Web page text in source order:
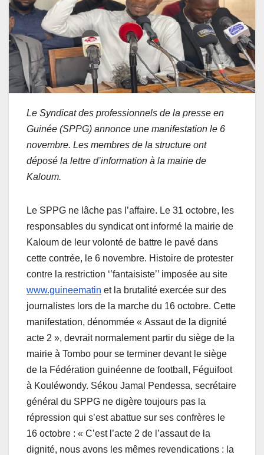
Le Syndicat des professionnels de la presse en
Guinée (SPPG) annonce une manifestation le 6
novembre. Les membres de la structure ont
déposé la lettre d’information à la mairie de
Kaloum.
Le SPPG ne lâche pas l’affaire. Le 31 octobre, les
responsables du syndicat ont informé la mairie de
Kaloum de leur volonté de battre le pavé dans
cette contrée, le 6 novembre. Histoire de protester
contre la restriction ‘’fantaisiste’’ imposée au site
www.guineematin et la brutalité exercée sur des
journalistes lors de la marche du 16 octobre. Cette
manifestation, dénommée « Assaut de la dignité
acte 2 », devrait normalement partir du siège de la
mairie à Tombo pour se terminer devant le siège
de la Fédération guinéenne de football, Féguifoot
à Kouléwondy. Sékou Jamal Pendessa, secrétaire
général du SPPG ne digère toujours pas la
répression qui s’est abattue sur ses confrères le
16 octobre : « C’est l’acte 2 de l’assaut de la
dignité, nous avons les mêmes revendications : la